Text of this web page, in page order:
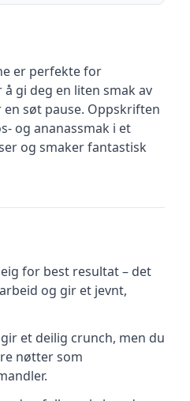
er perfekte for
gi deg en liten smak av
søt pause. Oppskriften
og ananassmak i et
og smaker fantastisk
for best resultat – det
og gir et jevnt,
et deilig crunch, men du
nøtter som